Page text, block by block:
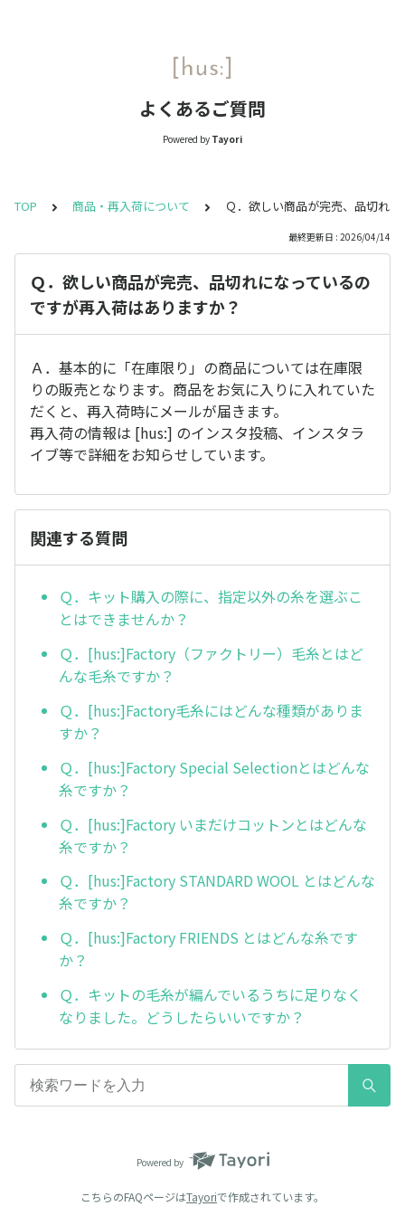
よくあるご質問
Powered by Tayori
TOP 商品・再入荷について Ｑ．欲しい商品が完売、品切れ
最終更新日 : 2026/04/14
Ｑ．欲しい商品が完売、品切れになっているの
ですが再入荷はありますか？
Ａ．基本的に「在庫限り」の商品については在庫限
りの販売となります。商品をお気に入りに入れていた
だくと、再入荷時にメールが届きます。
再入荷の情報は [hus:] のインスタ投稿、インスタラ
イブ等で詳細をお知らせしています。
関連する質問
Ｑ．キット購入の際に、指定以外の糸を選ぶこ
とはできませんか？
Ｑ．[hus:]Factory（ファクトリー）毛糸とはど
んな毛糸ですか？
Ｑ．[hus:]Factory毛糸にはどんな種類がありま
すか？
Ｑ．[hus:]Factory Special Selectionとはどんな
糸ですか？
Ｑ．[hus:]Factory いまだけコットンとはどんな
糸ですか？
Ｑ．[hus:]Factory STANDARD WOOL とはどんな
糸ですか？
Ｑ．[hus:]Factory FRIENDS とはどんな糸です
か？
Ｑ．キットの毛糸が編んでいるうちに足りなく
なりました。どうしたらいいですか？
Powered by
こちらのFAQページはTayoriで作成されています。